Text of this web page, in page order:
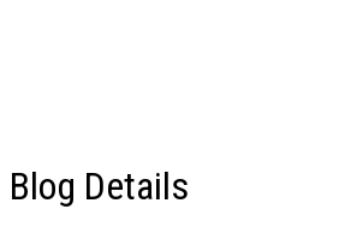
Blog Details